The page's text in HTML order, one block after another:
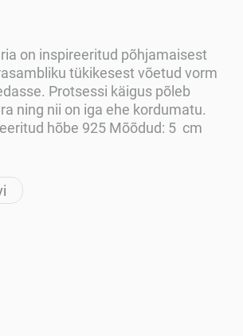
on inspireeritud põhjamaisest
tükikesest võetud vorm
Protsessi käigus põleb
ning nii on iga ehe kordumatu.
hõbe 925 Mõõdud: 5 cm